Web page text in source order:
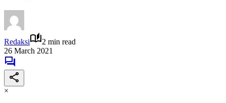
Redaksi
2 min read
26 March 2021
×